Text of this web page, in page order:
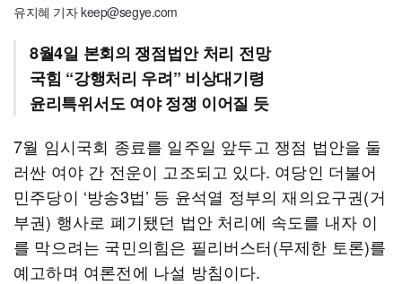
유지혜 기자 keep@segye.com
8월4일 본회의 쟁점법안 처리 전망
국힘 “강행처리 우려” 비상대기령
윤리특위서도 여야 정쟁 이어질 듯
7월 임시국회 종료를 일주일 앞두고 쟁점 법안을 둘
러싼 여야 간 전운이 고조되고 있다. 여당인 더불어
민주당이 ‘방송3법’ 등 윤석열 정부의 재의요구권(거
부권) 행사로 폐기됐던 법안 처리에 속도를 내자 이
를 막으려는 국민의힘은 필리버스터(무제한 토론)를
예고하며 여론전에 나설 방침이다.